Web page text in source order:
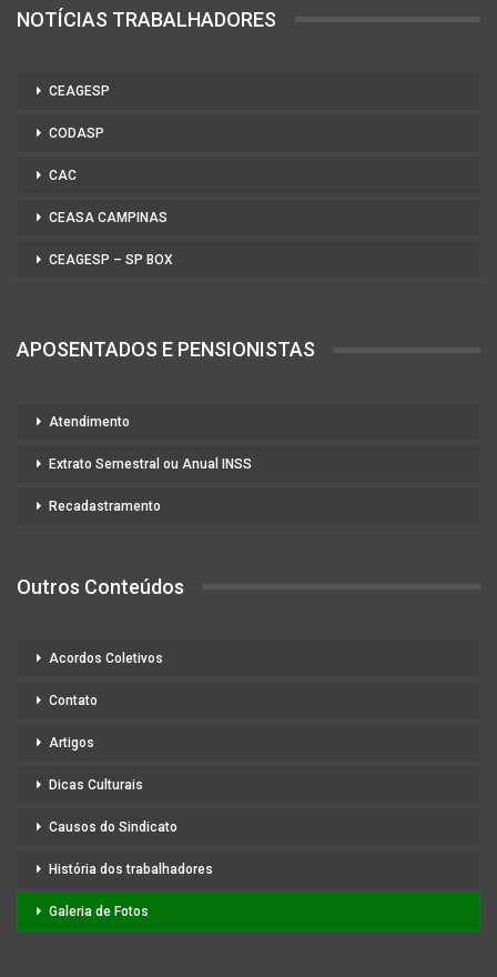
NOTÍCIAS TRABALHADORES
CEAGESP
CODASP
CAC
CEASA CAMPINAS
CEAGESP – SP BOX
APOSENTADOS E PENSIONISTAS
Atendimento
Extrato Semestral ou Anual INSS
Recadastramento
Outros Conteúdos
Acordos Coletivos
Contato
Artigos
Dicas Culturais
Causos do Sindicato
História dos trabalhadores
Galeria de Fotos